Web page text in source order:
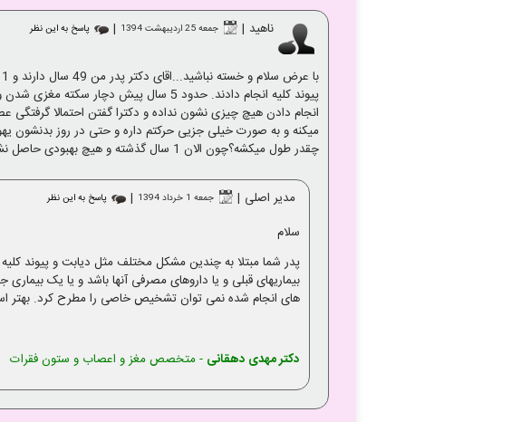
ناهید | جمعه 25 ارديبهشت 1394 | پاسخ به این نظر
پیوند کلیه انجام دادند. حدود 5 سال
انجام دادن هیچ چیزی نشون نداده و دکترا گفتن احتمالا
میکنه و به صورت خیلی جزیی حرکتم داره و حتی در روز بدنشون
چقدر طول میکشه؟چون الان 1 سال گذشته و هیچ بهبودی حاصل نشده..
مدیر اصلی | جمعه 1 خرداد 1394 | پاسخ به این نظر
سلام
پدر شما مبتلا به چندین مشکل مختلف مثل دیابت و پیوند
بیماریهای قبلی و یا داروهای مصرفی آنها باشد و یا یک
های انجام شده نمی توان تشخیص خاصی را مطرح کرد. بهتر است
دکتر مهدی دهقانی - متخصص مغز و اعصاب و ستون فقرات